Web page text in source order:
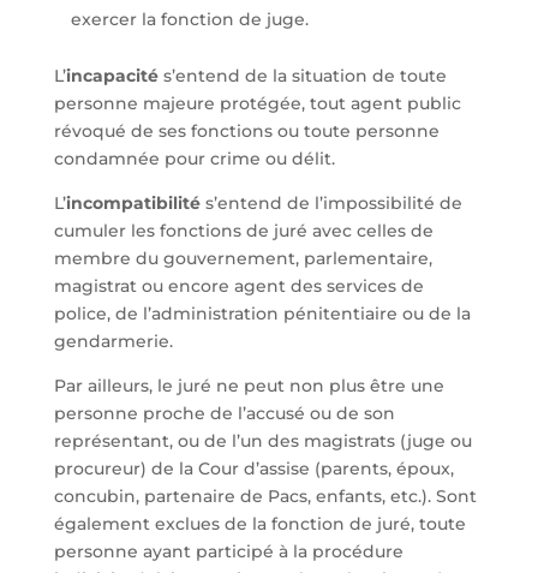
exercer la fonction de juge.
L’incapacités’entend de la situation de toute
personne majeure protégée, tout agent public
révoqué de ses fonctions ou toute personne
condamnée pour crime ou délit.
L’incompatibilités’entend de l’impossibilité de
cumuler les fonctions de juré avec celles de
membre du gouvernement, parlementaire,
magistrat ou encore agent des services de
police, de l’administration pénitentiaire ou de la
gendarmerie.
Par ailleurs, le juré ne peut non plus être une
personne proche de l’accusé ou de son
représentant, ou de l’un des magistrats (juge ou
procureur) de la Cour d’assise (parents, époux,
concubin, partenaire de Pacs, enfants, etc.). Sont
également exclues de la fonction de juré, toute
personne ayant participé à la procédure